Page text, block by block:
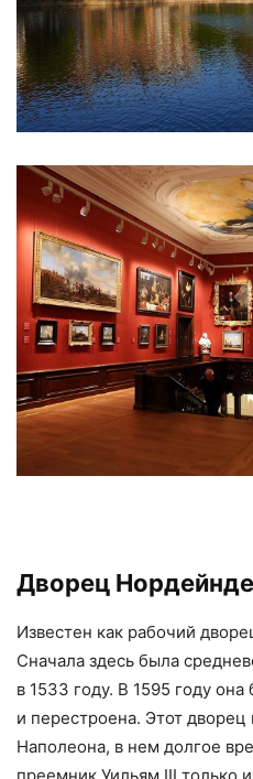
Дворец Нордейнде
Известен как рабочий
Сначала здесь была
в 1533 году. В 1595 году
и перестроена. Этот
Наполеона, в нем долгое
преемник Уильям III только